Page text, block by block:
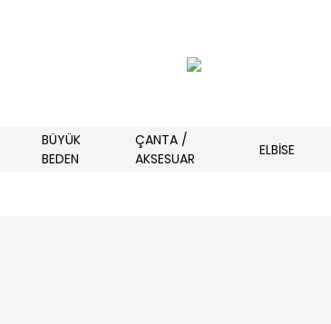
BÜYÜK
BEDEN
ÇANTA /
AKSESUAR
ELBİSE